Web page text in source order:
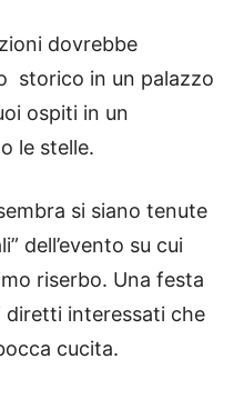
dovrebbe
storico in un palazzo
ospiti in un
le stelle.
si siano tenute
dell’evento su cui
riserbo. Una festa
interessati che
cucita.